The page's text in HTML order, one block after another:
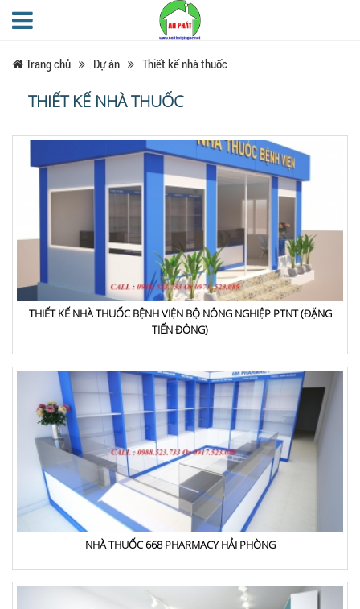
Trang chủ Dự án Thiết kế nhà thuốc
THIẾT KẾ NHÀ THUỐC
THIẾT KẾ NHÀ THUỐC BỆNH VIỆN BỘ NÔNG NGHIỆP PTNT (ĐẶNG
TIẾN ĐÔNG)
NHÀ THUỐC 668 PHARMACY HẢI PHÒNG